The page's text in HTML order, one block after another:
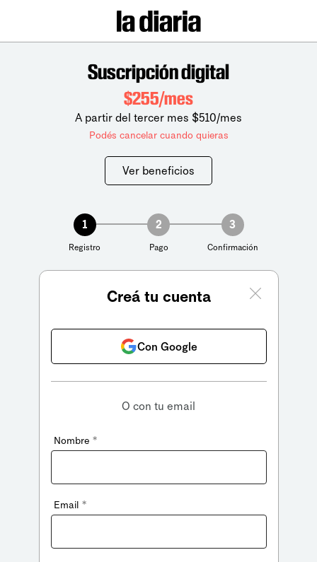
Suscripción digital
$255/mes
A partir del tercer mes $510/mes
Podés cancelar cuando quieras
Ver beneficios
1
Registro
2
Pago
3
Confirmación
Creá tu cuenta
Con Google
O con tu email
Nombre *
Email *